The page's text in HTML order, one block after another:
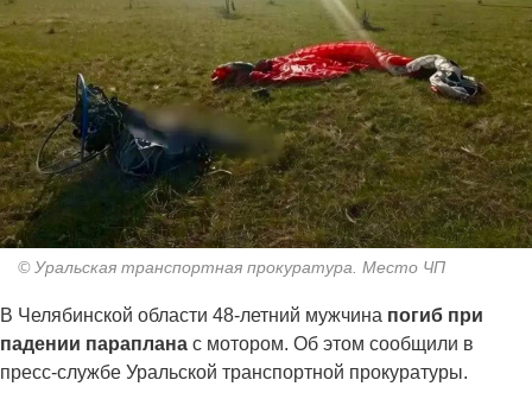
© Уральская транспортная прокуратура. Место ЧП
В Челябинской области 48-летний мужчина погиб при
падении параплана с мотором. Об этом сообщили в
пресс-службе Уральской транспортной прокуратуры.